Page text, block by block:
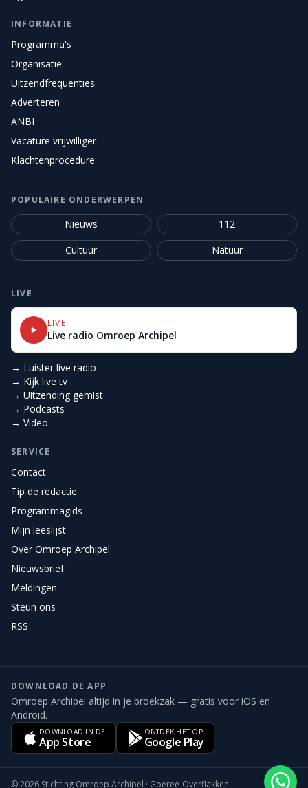
INFORMATIE
Programma's
Organisatie
Uitzendfrequenties
Adverteren
ANBI
Vacature vrijwilliger
Klachtenprocedure
POPULAIRE ONDERWERPEN
Nieuws
112
Cultuur
Natuur
LIVE
LIVE
Live radio Omroep Archipel
→ Luister live radio
→ Kijk live tv
→ Uitzending gemist
→ Podcasts
→ Video
SERVICE
Contact
Tip de redactie
Programmagids
Mijn leeslijst
Over Omroep Archipel
Nieuwsbrief
Meldingen
Steun ons
RSS
DOWNLOAD DE APP
Omroep Archipel altijd in je broekzak — gratis voor iOS en
Android.
DOWNLOAD IN DE
App Store
ONTDEK HET OP
Google Play
©2026 Stichting Omroep Archipel · Goeree-Overflakkee